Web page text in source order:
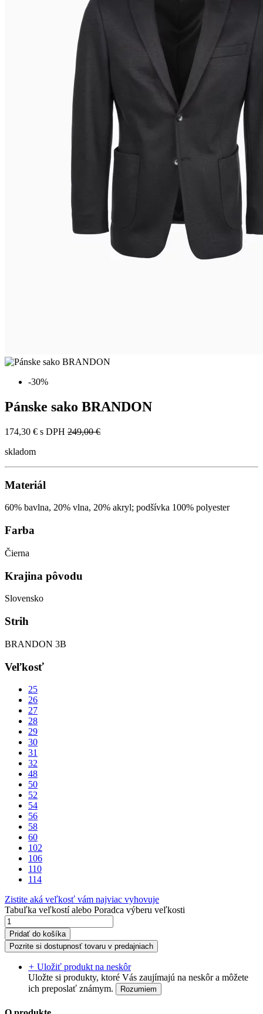
-30%
Pánske sako BRANDON
174,30 € s DPH 249,00 €
skladom
Materiál
60% bavlna, 20% vlna, 20% akryl; podšívka 100% polyester
Farba
Čierna
Krajina pôvodu
Slovensko
Strih
BRANDON 3B
Veľkosť
25
26
27
28
29
30
31
32
48
50
52
54
56
58
60
102
106
110
114
Zistite aká veľkosť vám najviac vyhovuje
Tabuľka veľkostí alebo Poradca výberu veľkosti
Pridať do košíka
Pozrite si dostupnosť tovaru v predajniach
+ Uložiť produkt na neskôr
Uložte si produkty, ktoré Vás zaujímajú na neskôr a môžete
ich preposlať známym.
Rozumiem